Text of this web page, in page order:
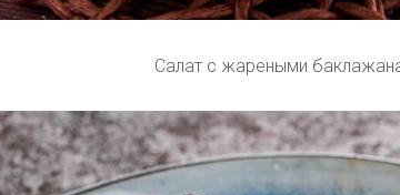
Салат с жареными